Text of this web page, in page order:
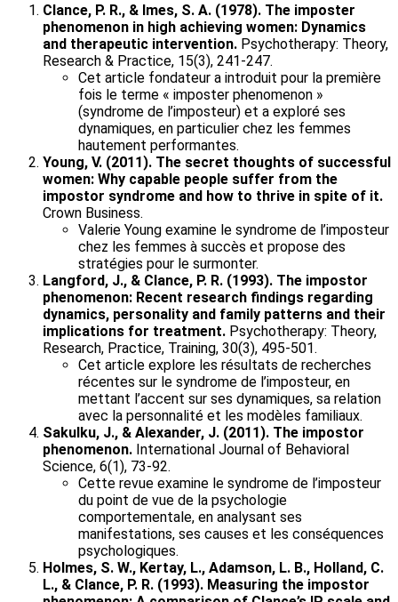
Clance, P. R., & Imes, S. A. (1978). The imposter
phenomenon in high achieving women: Dynamics
and therapeutic intervention. Psychotherapy: Theory,
Research & Practice, 15(3), 241-247.
Cet article fondateur a introduit pour la première
fois le terme « imposter phenomenon »
(syndrome de l’imposteur) et a exploré ses
dynamiques, en particulier chez les femmes
hautement performantes.
Young, V. (2011). The secret thoughts of successful
women: Why capable people suffer from the
impostor syndrome and how to thrive in spite of it.
Crown Business.
Valerie Young examine le syndrome de l’imposteur
chez les femmes à succès et propose des
stratégies pour le surmonter.
Langford, J., & Clance, P. R. (1993). The impostor
phenomenon: Recent research findings regarding
dynamics, personality and family patterns and their
implications for treatment. Psychotherapy: Theory,
Research, Practice, Training, 30(3), 495-501.
Cet article explore les résultats de recherches
récentes sur le syndrome de l’imposteur, en
mettant l’accent sur ses dynamiques, sa relation
avec la personnalité et les modèles familiaux.
Sakulku, J., & Alexander, J. (2011). The impostor
phenomenon. International Journal of Behavioral
Science, 6(1), 73-92.
Cette revue examine le syndrome de l’imposteur
du point de vue de la psychologie
comportementale, en analysant ses
manifestations, ses causes et les conséquences
psychologiques.
Holmes, S. W., Kertay, L., Adamson, L. B., Holland, C.
L., & Clance, P. R. (1993). Measuring the impostor